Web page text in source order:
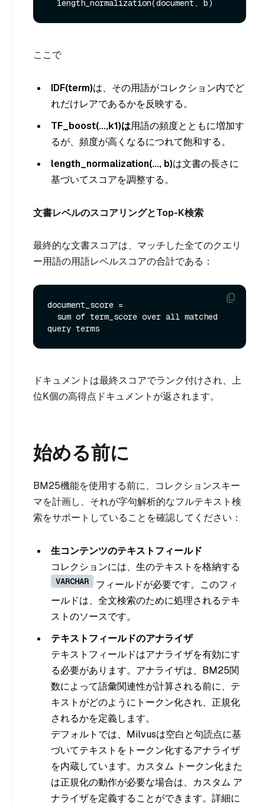
ここで
IDF(term)は、その用語がコレクション内でど
れだけレアであるかを反映する。
TF_boost(...,k1)は用語の頻度とともに増加す
るが、頻度が高くなるにつれて飽和する。
length_normalization(..., b)は文書の長さに
基づいてスコアを調整する。
文書レベルのスコアリングとTop-K検索
最終的な文書スコアは、マッチした全てのクエリ
ー用語の用語レベルスコアの合計である：
document_score =
ドキュメントは最終スコアでランク付けされ、上
位K個の高得点ドキュメントが返されます。
始める前に
BM25機能を使用する前に、コレクションスキー
マを計画し、それが字句解析的なフルテキスト検
索をサポートしていることを確認してください：
生コンテンツのテキストフィールド
コレクションには、生のテキストを格納する
VARCHAR
フィールドが必要です。このフィ
ールドは、全文検索のために処理されるテキ
ストのソースです。
テキストフィールドのアナライザ
テキストフィールドはアナライザを有効にす
る必要があります。アナライザは、BM25関
数によって語彙関連性が計算される前に、テ
キストがどのようにトークン化され、正規化
されるかを定義します。
デフォルトでは、Milvusは空白と句読点に基
づいてテキストをトークン化するアナライザ
を内蔵しています。カスタム トークン化また
は正規化の動作が必要な場合は、カスタム ア
ナライザを定義することができます。詳細に